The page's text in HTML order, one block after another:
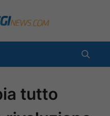
tutto